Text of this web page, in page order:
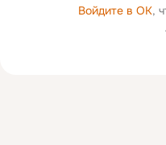
Войдите в ОК,